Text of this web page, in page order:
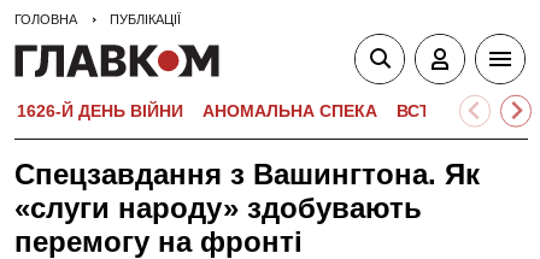
ГОЛОВНА ПУБЛІКАЦІЇ
1626-Й ДЕНЬ ВІЙНИ АНОМАЛЬНА СПЕКА ВСТУПНА
Спецзавдання з Вашингтона. Як
«слуги народу» здобувають
перемогу на фронті